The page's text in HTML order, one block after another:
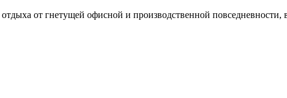
от гнетущей офисной и производственной повседневности,